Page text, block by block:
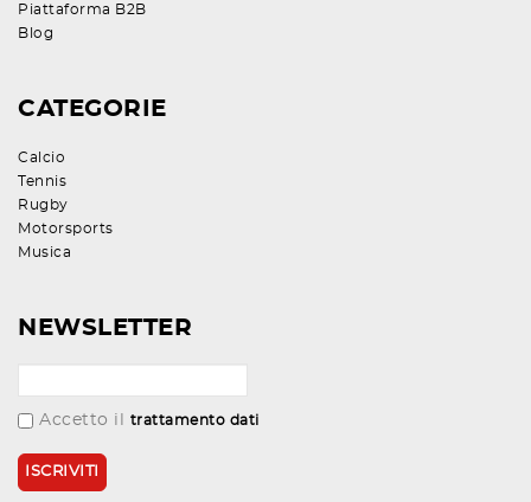
Piattaforma B2B
Blog
CATEGORIE
Calcio
Tennis
Rugby
Motorsports
Musica
NEWSLETTER
Accetto il trattamento dati